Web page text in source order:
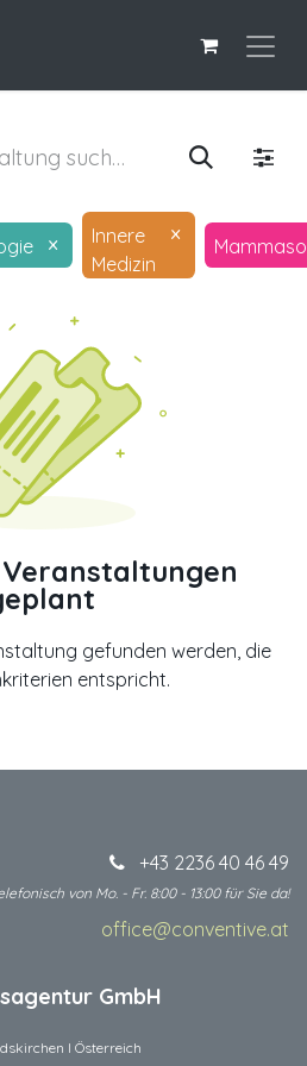
×
Innere
Medizin
×
Veranstaltungen
gefunden werden, die
entspricht.
+43 2236 40 46 49
von Mo. - Fr. 8:00 - 13:00 für Sie da!
office@conventive.at
GmbH
I Österreich